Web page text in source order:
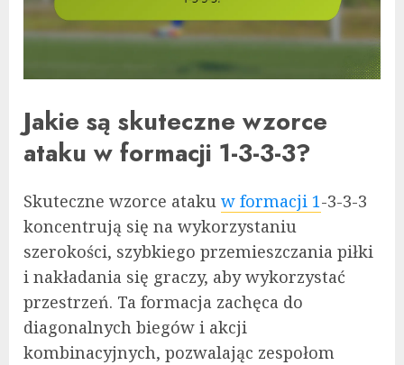
Jakie są skuteczne wzorce
ataku w formacji 1-3-3-3?
Skuteczne wzorce ataku w formacji 1-3-3-3
koncentrują się na wykorzystaniu
szerokości, szybkiego przemieszczania piłki
i nakładania się graczy, aby wykorzystać
przestrzeń. Ta formacja zachęca do
diagonalnych biegów i akcji
kombinacyjnych, pozwalając zespołom